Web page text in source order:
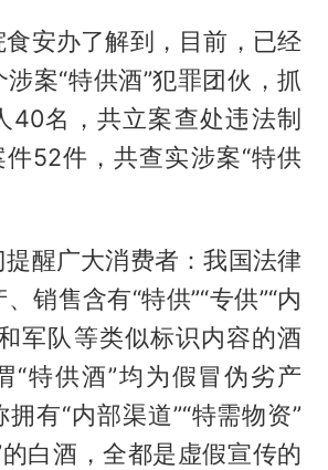
安办了解到，目前，已经
案“特供酒”犯罪团伙，抓
40名，共立案查处违法制
件52件，共查实涉案“特供
醒广大消费者：我国法律
销售含有“特供”“专供”“内
军队等类似标识内容的酒
“特供酒”均为假冒伪劣产
有“内部渠道”“特需物资”
的白酒，全都是虚假宣传的